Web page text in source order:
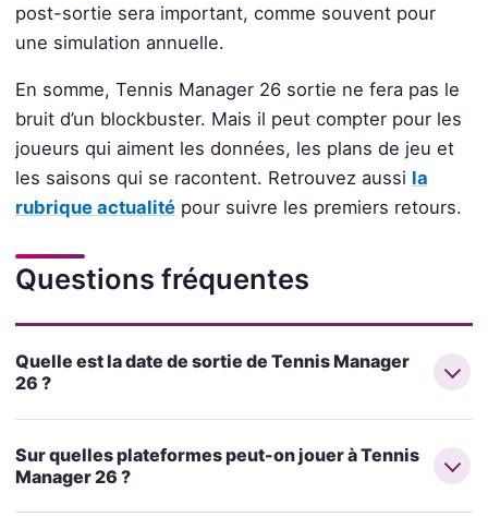
post-sortie sera important, comme souvent pour
une simulation annuelle.
En somme, Tennis Manager 26 sortie ne fera pas le
bruit d’un blockbuster. Mais il peut compter pour les
joueurs qui aiment les données, les plans de jeu et
les saisons qui se racontent. Retrouvez aussi la
rubrique actualitépour suivre les premiers retours.
Questions fréquentes
Quelle est la date de sortie de Tennis Manager
26 ?
Sur quelles plateformes peut-on jouer à Tennis
Manager 26 ?